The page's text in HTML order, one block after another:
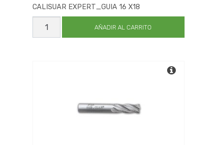
CALISUAR EXPERT_GUIA 16 X18
CALISUAR
EXPERT_GUIA
16
AÑADIR AL CARRITO